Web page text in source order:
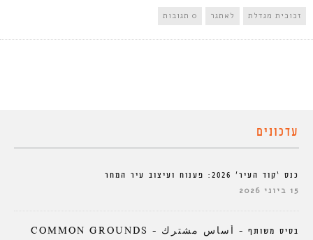
זכוכית מגדלת לאתגר 0 תגובות
עדכונים
כנס ‘קוד העיר’ 2026: פענוח ועיצוב עיר המחר
15 ביוני 2026
בסיס משותף – أساس مشترك – COMMON GROUNDS